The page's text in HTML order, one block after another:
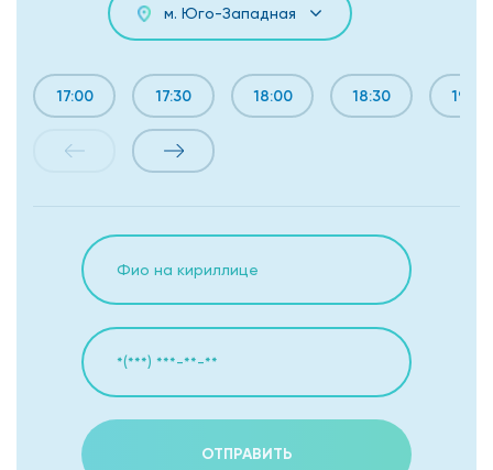
м. Юго-Западная
17:00 17:30 18:00 18:30 19:00
ОТПРАВИТЬ